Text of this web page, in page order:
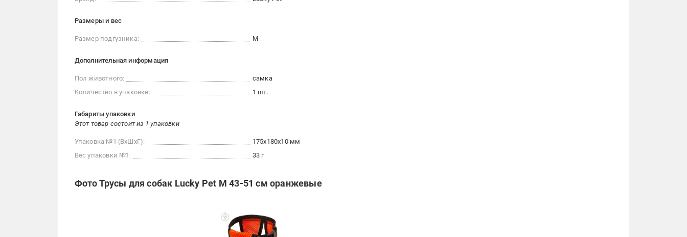
Размеры и вес
Размер подгузника: M
Дополнительная информация
Пол животного:
самка
Количество в упаковке:
1 шт.
Габариты упаковки
Этот товар состоит из 1 упаковки
Упаковка №1 (ВхШхГ):
175x180x10 мм
Вес упаковки №1:
33 г
Фото Трусы для собак Lucky Pet М 43-51 см оранжевые